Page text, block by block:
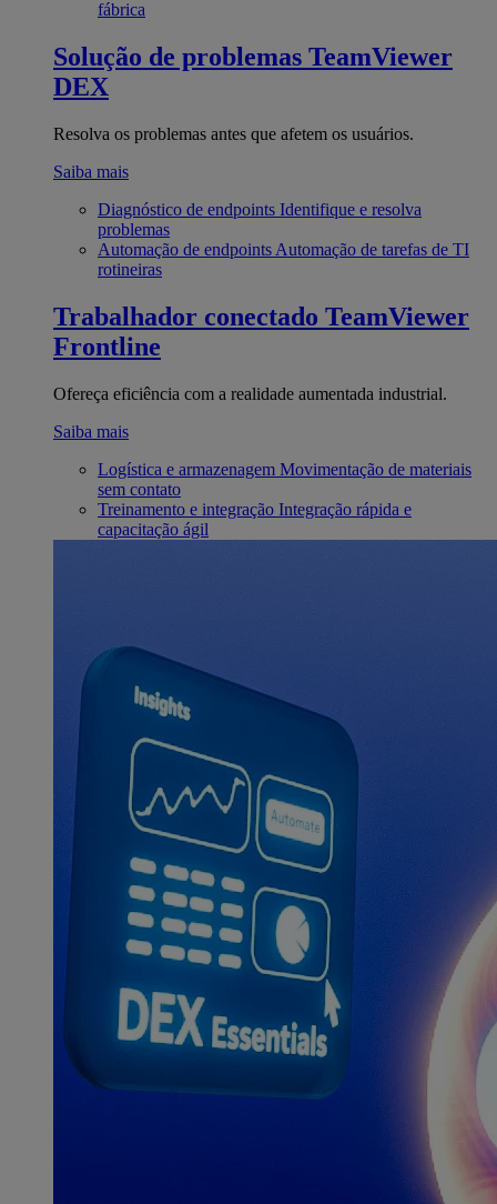
fábrica
Solução de problemas TeamViewer
DEX
Resolva os problemas antes que afetem os usuários.
Saiba mais
Diagnóstico de endpoints Identifique e resolva
problemas
Automação de endpoints Automação de tarefas de TI
rotineiras
Trabalhador conectado TeamViewer
Frontline
Ofereça eficiência com a realidade aumentada industrial.
Saiba mais
Logística e armazenagem Movimentação de materiais
sem contato
Treinamento e integração Integração rápida e
capacitação ágil